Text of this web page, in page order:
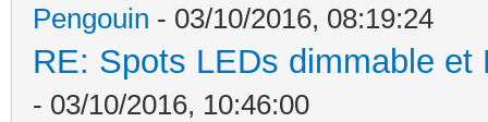
Pengouin - 03/10/2016, 08:19:24
RE: Spots LEDs dimmable
- 03/10/2016, 10:46:00